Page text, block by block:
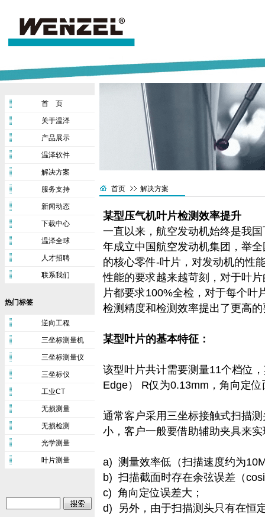
首 页
关于温泽
产品展示
温泽软件
解决方案
服务支持
新闻动态
下载中心
温泽全球
人才招聘
联系我们
热门标签
逆向工程
三坐标测量机
三坐标测量仪
三坐标仪
工业CT
无损测量
无损检测
光学测量
叶片测量
首页 解决方案
某型压气机叶片检测效率提升
一直以来，航空发动机始终是我
年成立中国航空发动机集团，举
的核心零件-叶片，对发动机的性
性能的要求越来越苛刻，对于叶
片都要求100%全检，对于每个叶
检测精度和检测效率提出了更高
某型叶片的基本特征：
该型叶片共计需要测量11个档位
Edge） R仅为0.13mm，角向定
通常客户采用三坐标接触式扫描
小，客户一般要借助辅助夹具来
a) 测量效率低（扫描速度约为
b) 扫描截面时存在余弦误差（
c) 角向定位误差大；
d)
另外，由于扫描测头只有在恒